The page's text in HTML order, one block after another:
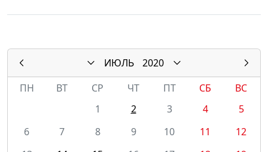
ИЮЛЬ
2020
ПН
ВТ СР ЧТ ПТ СБ
ВС
1
2 3 4
5
6
7 8 9 10 11
12